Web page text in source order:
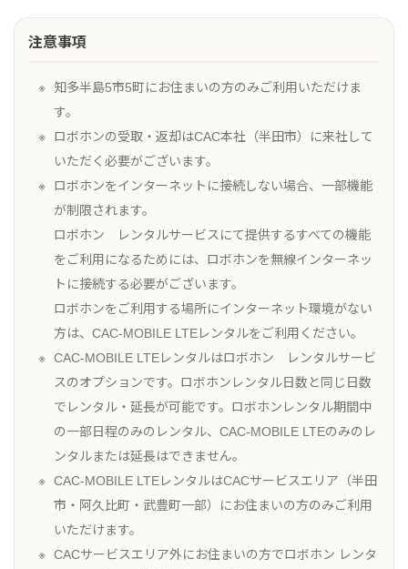
注意事項
知多半島5市5町にお住まいの方のみご利用いただけま
す。
ロボホンの受取・返却はCAC本社（半田市）に来社して
いただく必要がございます。
ロボホンをインターネットに接続しない場合、一部機能
が制限されます。
ロボホン レンタルサービスにて提供するすべての機能
をご利用になるためには、ロボホンを無線インターネッ
トに接続する必要がございます。
ロボホンをご利用する場所にインターネット環境がない
方は、CAC-MOBILE LTEレンタルをご利用ください。
CAC-MOBILE LTEレンタルはロボホン レンタルサービ
スのオプションです。ロボホンレンタル日数と同じ日数
でレンタル・延長が可能です。ロボホンレンタル期間中
の一部日程のみのレンタル、CAC-MOBILE LTEのみのレ
ンタルまたは延長はできません。
CAC-MOBILE LTEレンタルはCACサービスエリア（半田
市・阿久比町・武豊町一部）にお住まいの方のみご利用
いただけます。
CACサービスエリア外にお住まいの方でロボホン レンタ